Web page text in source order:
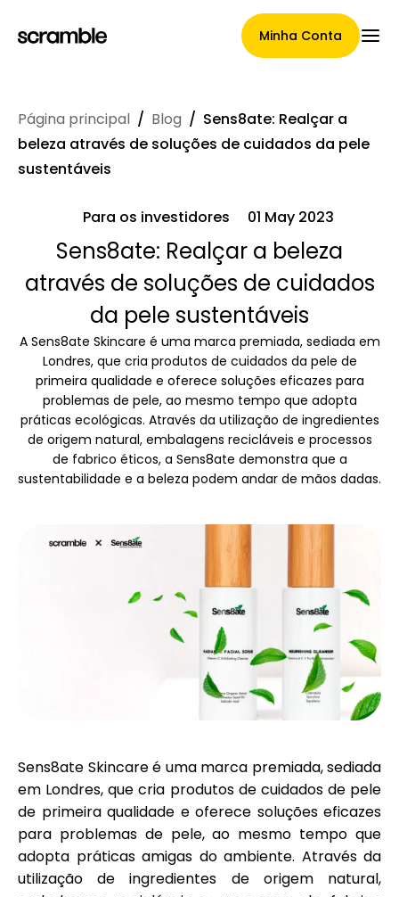
Minha Conta
Página Principal
Termos de cessão de
reclamações
Galeria de Marcas
Seleção de Marca
Histórico de Rondas
Blog
Ajuda
Página principal / Blog / Sens8ate: Realçar a
beleza através de soluções de cuidados da pele
sustentáveis
Para os investidores 01 May 2023
Sens8ate: Realçar a beleza
através de soluções de cuidados
da pele sustentáveis
A Sens8ate Skincare é uma marca premiada, sediada em
Londres, que cria produtos de cuidados da pele de
primeira qualidade e oferece soluções eficazes para
problemas de pele, ao mesmo tempo que adopta
práticas ecológicas. Através da utilização de ingredientes
de origem natural, embalagens recicláveis e processos
de fabrico éticos, a Sens8ate demonstra que a
sustentabilidade e a beleza podem andar de mãos dadas.
Sens8ate Skincareé uma marca premiada, sediada
em Londres, que cria produtos de cuidados de pele
de primeira qualidade e oferece soluções eficazes
para problemas de pele, ao mesmo tempo que
adopta práticas amigas do ambiente. Através da
utilização de ingredientes de origem natural,